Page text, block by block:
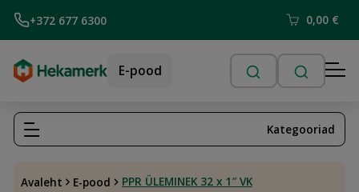
+372 677 6300 0,00 €
E-pood
Avaleht E-pood PPR ÜLEMINEK 32 x 1″ VK
Kategooriad